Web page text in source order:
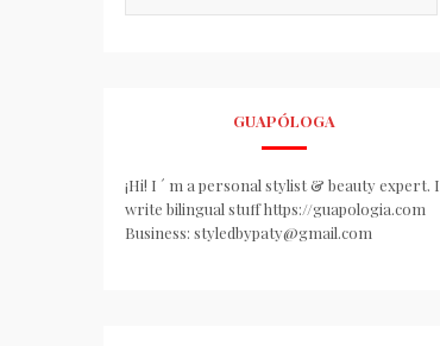
GUAPÓLOGA
¡Hi! I ´ m a personal stylist & beauty expert. I
write bilingual stuff https://guapologia.com
Business: styledbypaty@gmail.com